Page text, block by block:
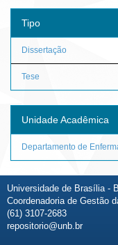
Tipo
Dissertação
Tese
Unidade Acadêmica
Departamento de
Universidade de Brasília -
Coordenadoria de Gestão
(61) 3107-2683
repositorio@unb.br